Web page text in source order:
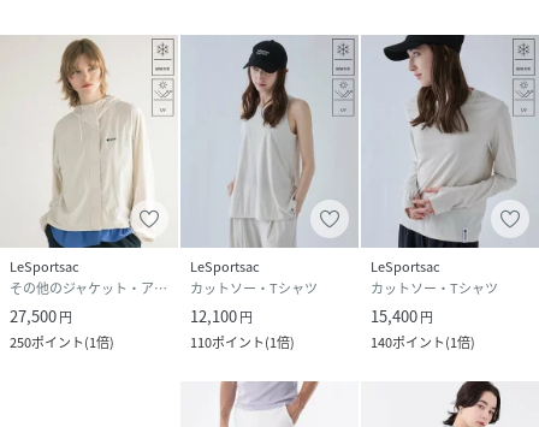
ホワイト着用モデル身長：164cm、着用サイズ：M
サックス着用モデル身長：164cm、着用サイズ：M
ブラック着用モデル身長：164cm、着用サイズ：M
［紫外線遮蔽(UVカット)率］
ホワイト：94.7％、サックス：97.8％、ブラック：98.2％
［注意事項］
※画像は光の当たり具合や、閲覧環境により実際の色味と若
※ニット素材は特性上、サイズに若干の個体差が生じる場合
LeSportsac
その他のジャケット・アウター
27,500円
250ポイント(1倍)
LeSportsac
カットソー・Tシャツ
12,100円
110ポイント(1倍)
LeSportsac
カットソー・Tシャツ
15,400円
140ポイント(1倍)